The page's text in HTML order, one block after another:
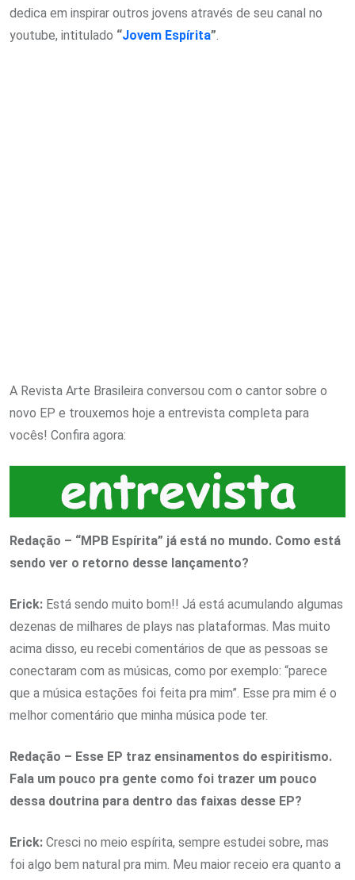
dedica em inspirar outros jovens através de seu canal no
youtube, intitulado “Jovem Espírita”.
A Revista Arte Brasileira conversou com o cantor sobre o
novo EP e trouxemos hoje a entrevista completa para
vocês! Confira agora:
Redação – “MPB Espírita” já está no mundo. Como está
sendo ver o retorno desse lançamento?
Erick: Está sendo muito bom!! Já está acumulando algumas
dezenas de milhares de plays nas plataformas. Mas muito
acima disso, eu recebi comentários de que as pessoas se
conectaram com as músicas, como por exemplo: “parece
que a música estações foi feita pra mim”. Esse pra mim é o
melhor comentário que minha música pode ter.
Redação – Esse EP traz ensinamentos do espiritismo.
Fala um pouco pra gente como foi trazer um pouco
dessa doutrina para dentro das faixas desse EP?
Erick: Cresci no meio espírita, sempre estudei sobre, mas
foi algo bem natural pra mim. Meu maior receio era quanto a